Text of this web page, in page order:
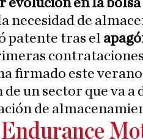
evolución en la bolsa
necesidad de
patente tras el
contrataciones
firmado este
de un sector que va a
de